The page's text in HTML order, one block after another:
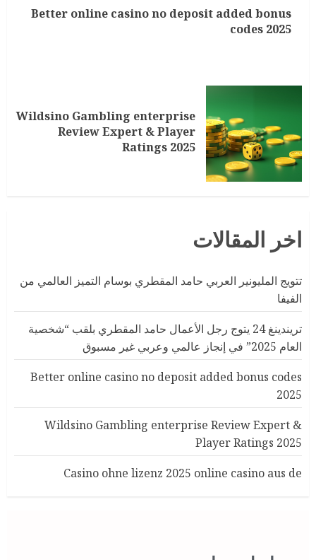
Better online casino no deposit added bonus
codes 2025
Wildsino Gambling enterprise
Review Expert & Player
Ratings 2025
اخر المقالات
تتويج المليونير العربي حامد المقطري بوسام التميز العالمي من
الفيفا
تريندينغ 24 يتوج رجل الأعمال حامد المقطري بلقب “شخصية
العام 2025” في إنجاز عالمي وعربي غير مسبوق
Better online casino no deposit added bonus codes
2025
Wildsino Gambling enterprise Review Expert &
Player Ratings 2025
Casino ohne lizenz 2025 online casino aus de